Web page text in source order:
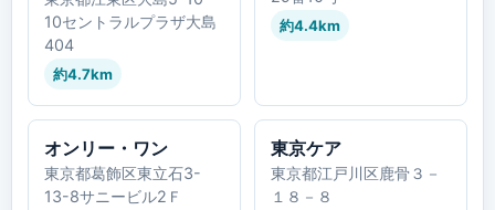
10セントラルプラザ大島
404
約4.7km
約4.4km
オンリー・ワン
東京都葛飾区東立石3-
13-8サニービル2Ｆ
東京ケア
東京都江戸川区鹿骨３－
１８－８